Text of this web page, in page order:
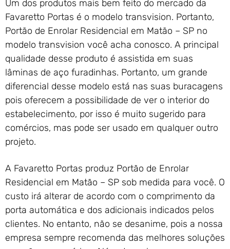
Um dos produtos mais bem feito do mercado da
Favaretto Portas é o modelo transvision. Portanto,
Portão de Enrolar Residencial em Matão – SP no
modelo transvision você acha conosco. A principal
qualidade desse produto é assistida em suas
lâminas de aço furadinhas. Portanto, um grande
diferencial desse modelo está nas suas buracagens
pois oferecem a possibilidade de ver o interior do
estabelecimento, por isso é muito sugerido para
comércios, mas pode ser usado em qualquer outro
projeto.
A Favaretto Portas produz Portão de Enrolar
Residencial em Matão – SP sob medida para você. O
custo irá alterar de acordo com o comprimento da
porta automática e dos adicionais indicados pelos
clientes. No entanto, não se desanime, pois a nossa
empresa sempre recomenda das melhores soluções